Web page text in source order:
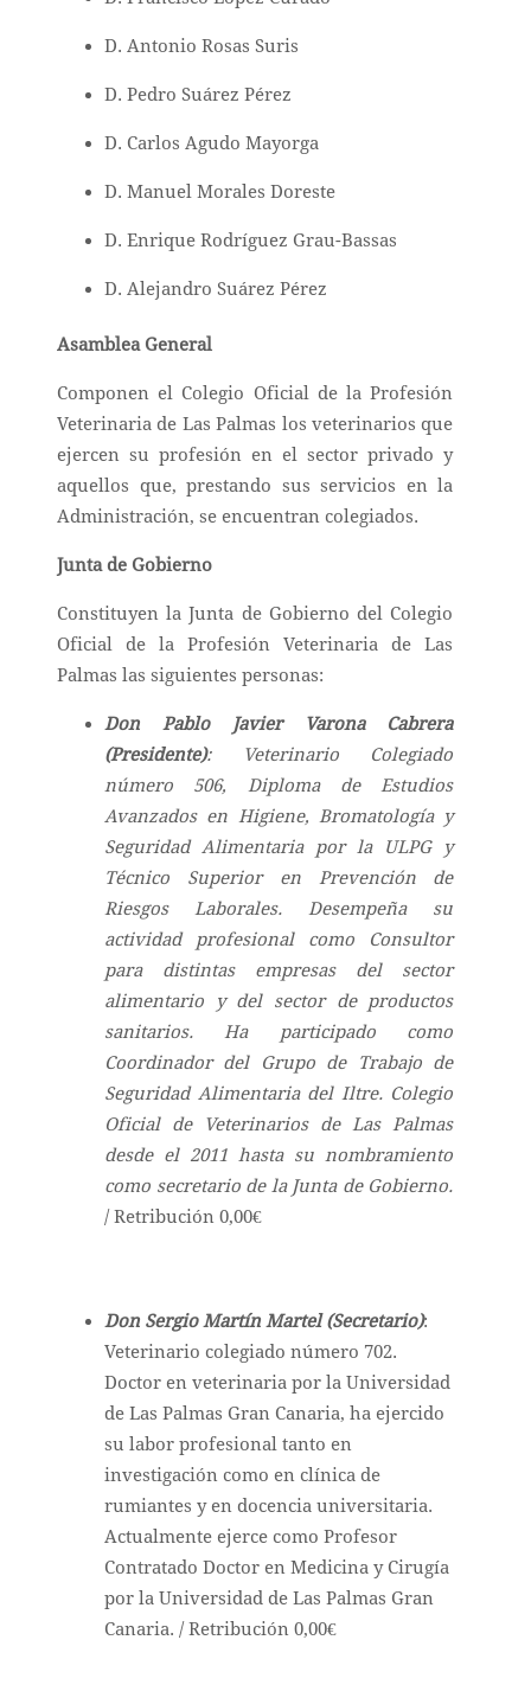
D. Antonio Rosas Suris
D. Pedro Suárez Pérez
D. Carlos Agudo Mayorga
D. Manuel Morales Doreste
D. Enrique Rodríguez Grau-Bassas
D. Alejandro Suárez Pérez
Asamblea General
Componen el Colegio Oficial de la Profesión
Veterinaria de Las Palmas los veterinarios que
ejercen su profesión en el sector privado y
aquellos que, prestando sus servicios en la
Administración, se encuentran colegiados.
Junta de Gobierno
Constituyen la Junta de Gobierno del Colegio
Oficial de la Profesión Veterinaria de Las
Palmas las siguientes personas:
Don Pablo Javier Varona Cabrera
(Presidente): Veterinario Colegiado
número 506, Diploma de Estudios
Avanzados en Higiene, Bromatología y
Seguridad Alimentaria por la ULPG y
Técnico Superior en Prevención de
Riesgos Laborales. Desempeña su
actividad profesional como Consultor
para distintas empresas del sector
alimentario y del sector de productos
sanitarios. Ha participado como
Coordinador del Grupo de Trabajo de
Seguridad Alimentaria del Iltre. Colegio
Oficial de Veterinarios de Las Palmas
desde el 2011 hasta su nombramiento
como secretario de la Junta de Gobierno.
/ Retribución 0,00€
Don Sergio Martín Martel (Secretario):
Veterinario colegiado número 702.
Doctor en veterinaria por la Universidad
de Las Palmas Gran Canaria, ha ejercido
su labor profesional tanto en
investigación como en clínica de
rumiantes y en docencia universitaria.
Actualmente ejerce como Profesor
Contratado Doctor en Medicina y Cirugía
por la Universidad de Las Palmas Gran
Canaria. / Retribución 0,00€